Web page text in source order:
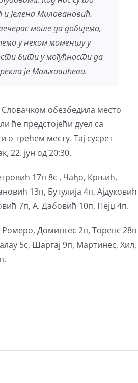
Јелена Миловановић.
могле да добијемо,
у неком моменту у
бити у могућности да
је Маљковићева.
обезбедила место
ће предстојећи дуел са
о трећем месту. Тај сусрет
22. јун од 20:30.
17п 8с , Чађо, Крњић,
13п, Бутулија 4п, Ајдуковић
7п, А. Дабовић 10п, Пејџ 4п.
Ромеро, Домингес 2п, Торенс 28п
5с, Шаргај 9п, Мартинес, Хил,